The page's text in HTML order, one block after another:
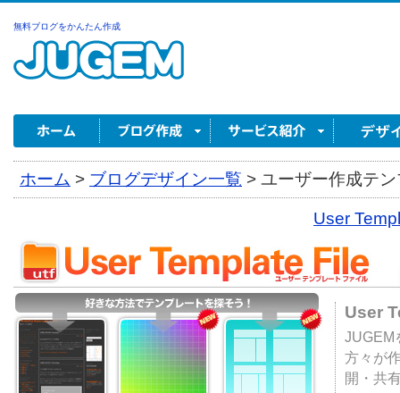
無料ブログをかんたん作成
ホーム > ブログデザイン一覧 > ユーザー作成テ
User
User
JUGEM
方々が
開・共